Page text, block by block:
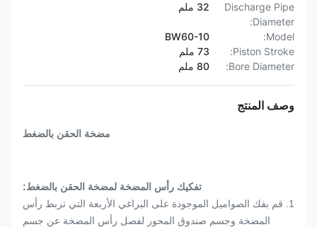
Discharge Pipe
Diameter:
32 ملم
Model:
BW60-10
Piston Stroke:
73 ملم
Bore Diameter:
80 ملم
وصف المنتج
مضخة الحقن بالضغط
تفكيك رأس المضخة لمضخة الحقن بالضغط:
1. قم بفك الصواميل الموجودة على البراغي الأربعة التي تربط رأس
المضخة وجسم صندوق المحور لفصل رأس المضخة عن جسم